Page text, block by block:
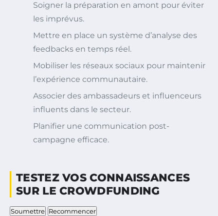
Soigner la préparation en amont pour éviter
les imprévus.
Mettre en place un système d’analyse des
feedbacks en temps réel.
Mobiliser les réseaux sociaux pour maintenir
l’expérience communautaire.
Associer des ambassadeurs et influenceurs
influents dans le secteur.
Planifier une communication post-
campagne efficace.
TESTEZ VOS CONNAISSANCES
SUR LE CROWDFUNDING
Soumettre Recommencer